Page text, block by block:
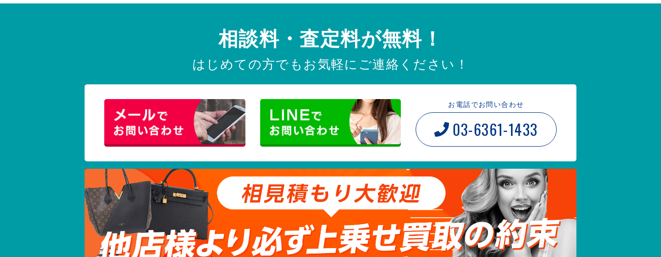
相談料・査定料が無料！
はじめての方でもお気軽にご連絡ください！
お電話でお問い合わせ
03-6361-1433